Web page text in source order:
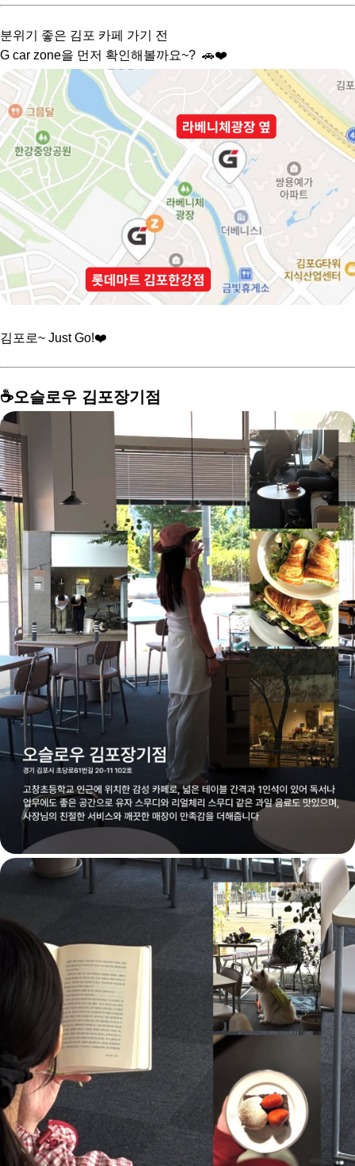
분위기 좋은 김포 카페 가기 전
G car zone을 먼저 확인해볼까요~? 🚗❤️
김포로~ Just Go!❤️
☕️오슬로우 김포장기점